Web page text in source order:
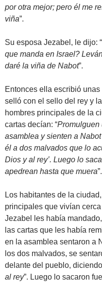
por otra mejor; pero él me
viña”.
Su esposa Jezabel, le dijo: “
que manda en Israel?
daré la viña de Nabot”.
Entonces ella escribió
selló con el sello del rey y
hombres principales de la
cartas decían: “Promulguen
asamblea y sienten a
él a dos malvados que lo
Dios y al rey’. Luego lo
apedrean hasta que muera”.
Los habitantes de la
principales que vivían
Jezabel les había
las cartas que les había
en la asamblea sentaron a
los dos malvados, se
delante del pueblo,
al rey”. Luego lo sacaron